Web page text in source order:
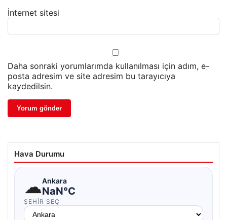
İnternet sitesi
Daha sonraki yorumlarımda kullanılması için adım, e-
posta adresim ve site adresim bu tarayıcıya
kaydedilsin.
Hava Durumu
☁Ankara
NaN°C
ŞEHIR SEÇ